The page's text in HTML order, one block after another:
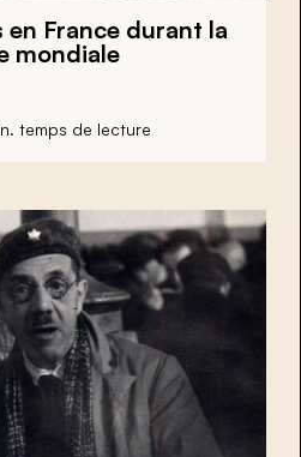
en France durant la
mondiale
temps de lecture